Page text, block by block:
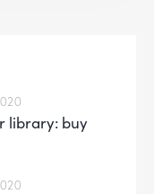
library: buy